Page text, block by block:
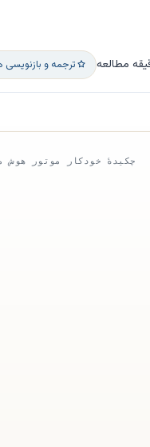
ترجمه و
چکیدهٔ خودکار موتور هوش